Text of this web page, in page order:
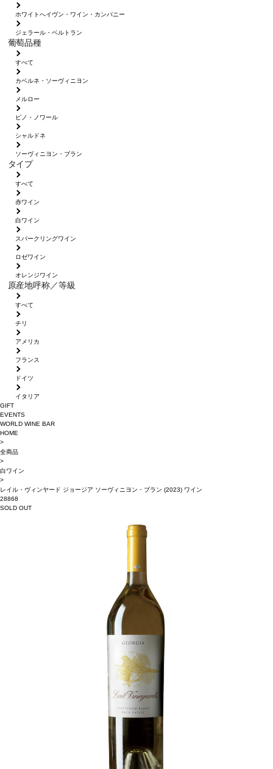
ホワイトへイヴン・ワイン・カンパニー
ジェラール・ベルトラン
葡萄品種
すべて
カベルネ・ソーヴィニヨン
メルロー
ピノ・ノワール
シャルドネ
ソーヴィニヨン・ブラン
タイプ
すべて
赤ワイン
白ワイン
スパークリングワイン
ロゼワイン
オレンジワイン
原産地呼称／等級
すべて
チリ
アメリカ
フランス
ドイツ
イタリア
GIFT
EVENTS
WORLD WINE BAR
HOME
>
全商品
>
白ワイン
>
レイル・ヴィンヤード ジョージア ソーヴィニヨン・ブラン (2023) ワイン
28868
SOLD OUT